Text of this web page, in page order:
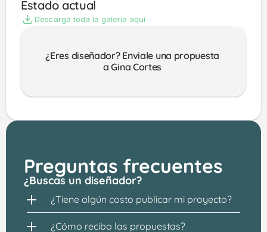
Estado actual
Descarga toda la galería aquí
¿Eres diseñador? Enviale una propuesta
a Gina Cortes
Preguntas frecuentes
¿Buscas un diseñador?
¿Tiene algún costo publicar mi proyecto?
¿Cómo recibo las propuestas?